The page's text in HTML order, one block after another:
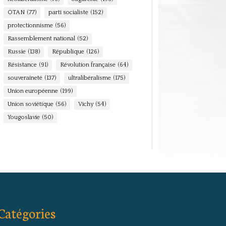
OTAN (77) parti socialiste (152)
protectionnisme (56)
Rassemblement national (52)
Russie (138) République (126)
Résistance (91) Révolution française (64)
souveraineté (137) ultralibéralisme (175)
Union européenne (199)
Union soviétique (56) Vichy (54)
Yougoslavie (50)